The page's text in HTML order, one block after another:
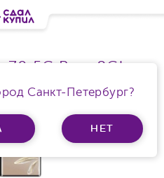
Санкт-Петербург?
НЕТ
5G Ram 8Gb